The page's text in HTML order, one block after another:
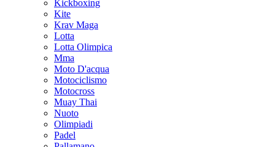
Kickboxing
Kite
Krav Maga
Lotta
Lotta Olimpica
Mma
Moto D'acqua
Motociclismo
Motocross
Muay Thai
Nuoto
Olimpiadi
Padel